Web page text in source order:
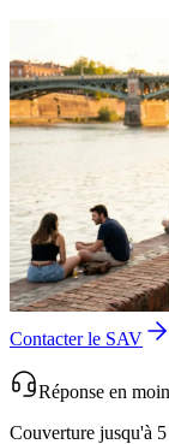
Contacter le SAV
Réponse en
Couverture jusqu'à